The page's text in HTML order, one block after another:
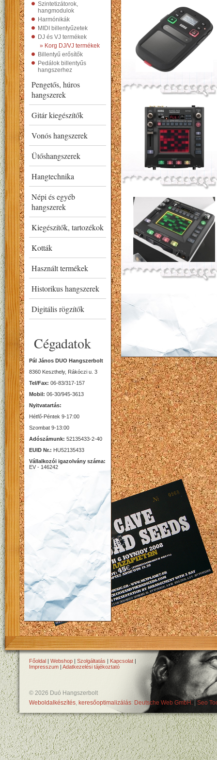
Szintetizátorok,
hangmodulok
Harmónikák
MIDI billentyűzetek
DJ és VJ termékek
» Korg DJ/VJ termékek
Billentyű erősítők
Pedálok billentyűs
hangszerhez
Pengetős, húros
hangszerek
Gitár kiegészítők
Vonós hangszerek
Ütőshangszerek
Hangtechnika
Népi és egyéb
hangszerek
Kiegészítők, tartozékok
Kották
Használt termékek
Historikus hangszerek
Digitális rögzítők
Cégadatok
Pál János DUO Hangszerbolt
8360 Keszthely, Rákóczi u. 3
Tel/Fax: 06-83/317-157
Mobil: 06-30/945-3613
Nyitvatartás:
Hétfő-Péntek 9-17:00
Szombat 9-13:00
Adószámunk: 52135433-2-40
EUID Nr.: HU52135433
Vállalkozói igazolvány száma:
EV - 146242
Főoldal | Webshop | Szolgáltatás | Kapcsolat |
Impresszum | Adatkezelési tájékoztató
© 2026 Duó Hangszerbolt
Weboldalkészítés, keresőoptimalizálás: Deutsche Web GmbH. Seo